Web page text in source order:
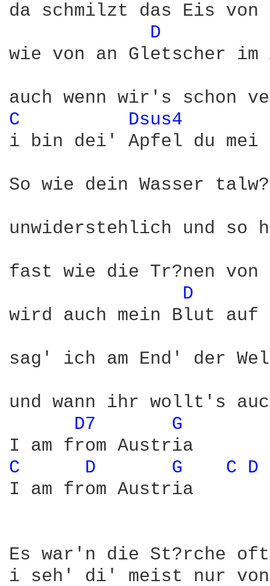
da schmilzt das Eis von
D
wie von an Gletscher
C
Dsus4
i bin dei' Apfel du mei
So wie dein Wasser
unwiderstehlich und so
fast wie die Tr?nen von
D
wird auch mein Blut auf
sag' ich am End' der
und wann ihr wollt's
D7
G
C
D G C D
I am from Austria
Es war'n die St?rche
i seh' di' meist nur von